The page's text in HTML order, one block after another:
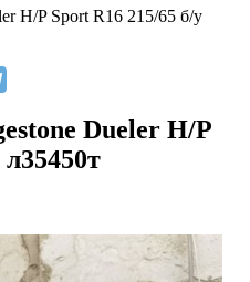
H/P Sport R16 215/65 б/у
Dueler H/P